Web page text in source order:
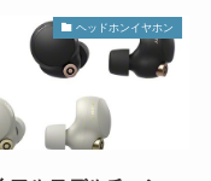
ヘッドホンイヤホン